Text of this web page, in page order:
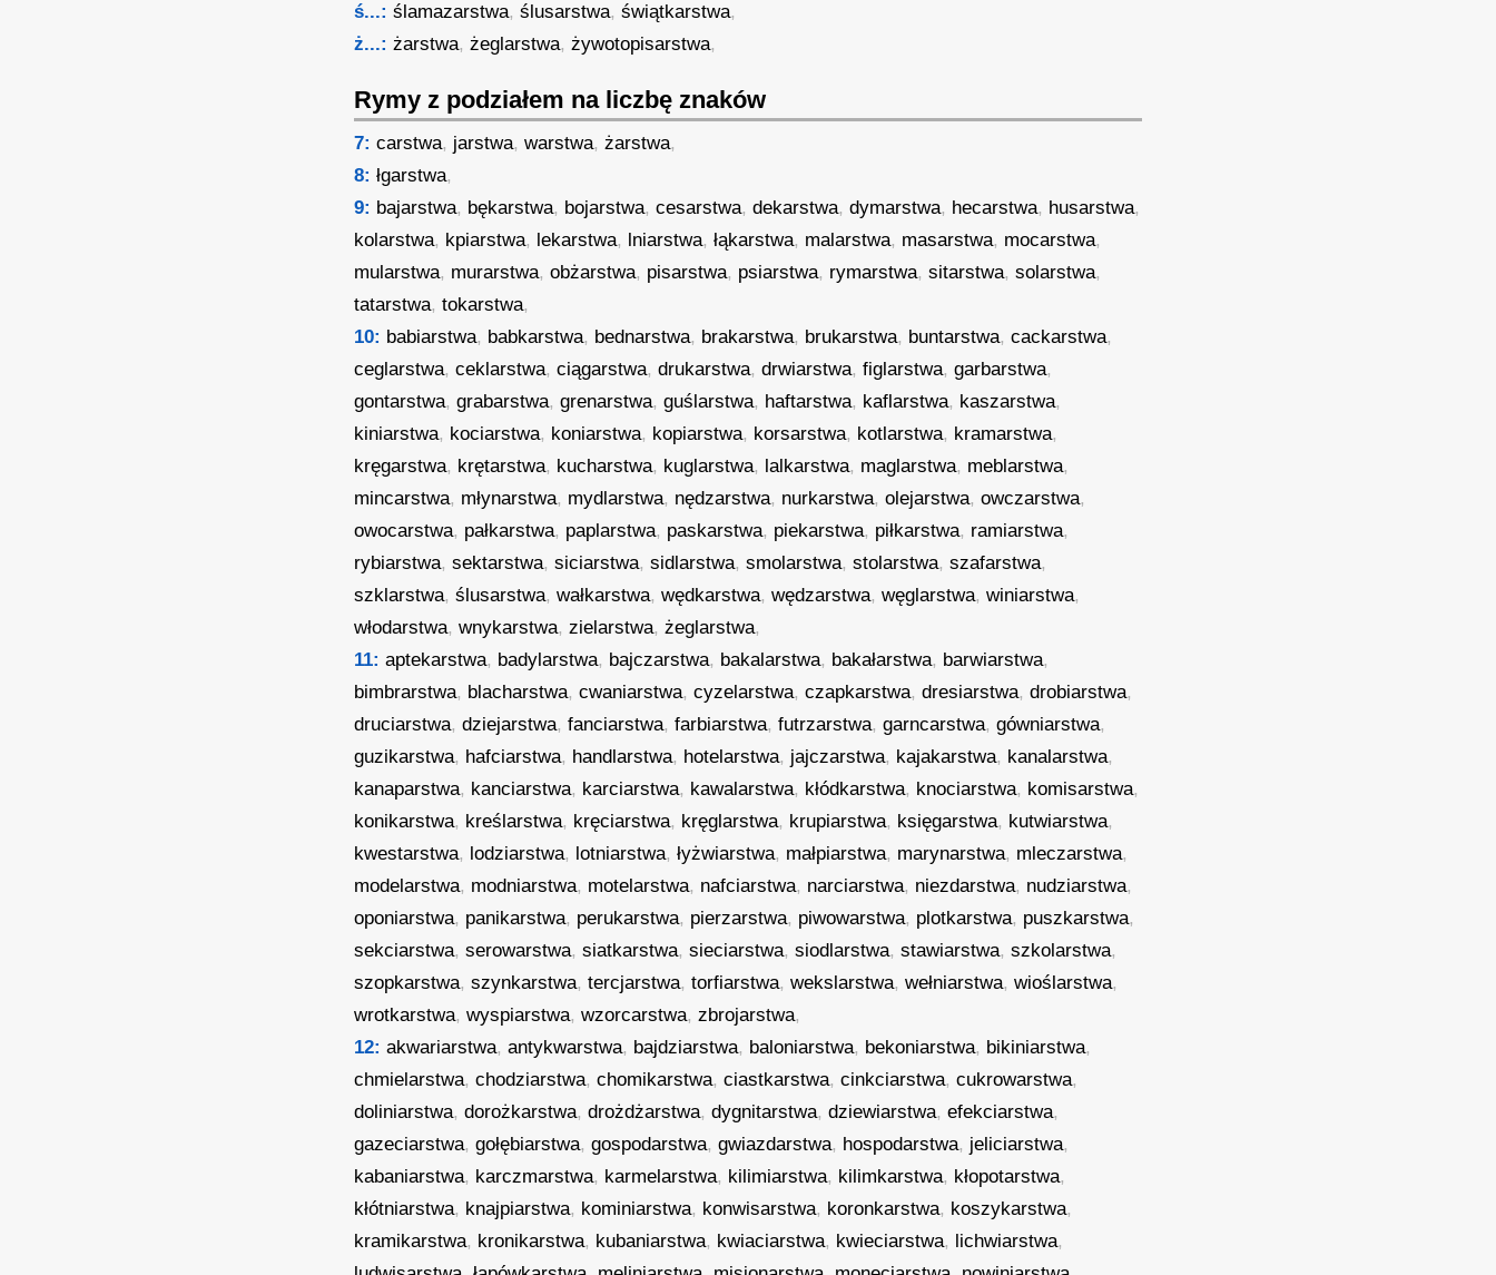
ś...: ślamazarstwa,ślusarstwa,świątkarstwa,
ż...: żarstwa,żeglarstwa,żywotopisarstwa,
Rymy z podziałem na liczbę znaków
7: carstwa, jarstwa,warstwa,żarstwa,
8: łgarstwa,
9: bajarstwa, bękarstwa, bojarstwa,cesarstwa,dekarstwa,dymarstwa, hecarstwa, husarstwa,
kolarstwa, kpiarstwa, lekarstwa, lniarstwa,łąkarstwa, malarstwa, masarstwa, mocarstwa,
mularstwa, murarstwa,obżarstwa, pisarstwa, psiarstwa, rymarstwa,sitarstwa,solarstwa,
tatarstwa,tokarstwa,
10: babiarstwa, babkarstwa, bednarstwa, brakarstwa, brukarstwa, buntarstwa,cackarstwa,
ceglarstwa,ceklarstwa,ciągarstwa,drukarstwa,drwiarstwa,figlarstwa,garbarstwa,
gontarstwa,grabarstwa,grenarstwa,guślarstwa, haftarstwa, kaflarstwa, kaszarstwa,
kiniarstwa, kociarstwa, koniarstwa, kopiarstwa, korsarstwa, kotlarstwa, kramarstwa,
kręgarstwa, krętarstwa, kucharstwa, kuglarstwa, lalkarstwa, maglarstwa, meblarstwa,
mincarstwa, młynarstwa, mydlarstwa, nędzarstwa, nurkarstwa,olejarstwa,owczarstwa,
owocarstwa, pałkarstwa, paplarstwa, paskarstwa, piekarstwa, piłkarstwa, ramiarstwa,
rybiarstwa,sektarstwa,siciarstwa,sidlarstwa,smolarstwa,stolarstwa,szafarstwa,
szklarstwa,ślusarstwa,wałkarstwa,wędkarstwa,wędzarstwa,węglarstwa,winiarstwa,
włodarstwa,wnykarstwa,zielarstwa,żeglarstwa,
11: aptekarstwa, badylarstwa, bajczarstwa, bakalarstwa, bakałarstwa, barwiarstwa,
bimbrarstwa, blacharstwa,cwaniarstwa,cyzelarstwa,czapkarstwa,dresiarstwa,drobiarstwa,
druciarstwa,dziejarstwa,fanciarstwa,farbiarstwa,futrzarstwa,garncarstwa,gówniarstwa,
guzikarstwa, hafciarstwa, handlarstwa, hotelarstwa, jajczarstwa, kajakarstwa, kanalarstwa,
kanaparstwa, kanciarstwa, karciarstwa, kawalarstwa, kłódkarstwa, knociarstwa, komisarstwa,
konikarstwa, kreślarstwa, kręciarstwa, kręglarstwa, krupiarstwa, księgarstwa, kutwiarstwa,
kwestarstwa, lodziarstwa, lotniarstwa,łyżwiarstwa, małpiarstwa, marynarstwa, mleczarstwa,
modelarstwa, modniarstwa, motelarstwa, nafciarstwa, narciarstwa, niezdarstwa, nudziarstwa,
oponiarstwa, panikarstwa, perukarstwa, pierzarstwa, piwowarstwa, plotkarstwa, puszkarstwa,
sekciarstwa,serowarstwa,siatkarstwa,sieciarstwa,siodlarstwa,stawiarstwa,szkolarstwa,
szopkarstwa,szynkarstwa,tercjarstwa,torfiarstwa,wekslarstwa,wełniarstwa,wioślarstwa,
wrotkarstwa,wyspiarstwa,wzorcarstwa,zbrojarstwa,
12: akwariarstwa,antykwarstwa, bajdziarstwa, baloniarstwa, bekoniarstwa, bikiniarstwa,
chmielarstwa,chodziarstwa,chomikarstwa,ciastkarstwa,cinkciarstwa,cukrowarstwa,
doliniarstwa,dorożkarstwa,drożdżarstwa,dygnitarstwa,dziewiarstwa,efekciarstwa,
gazeciarstwa,gołębiarstwa,gospodarstwa,gwiazdarstwa, hospodarstwa, jeliciarstwa,
kabaniarstwa, karczmarstwa, karmelarstwa, kilimiarstwa, kilimkarstwa, kłopotarstwa,
kłótniarstwa, knajpiarstwa, kominiarstwa, konwisarstwa, koronkarstwa, koszykarstwa,
kramikarstwa, kronikarstwa, kubaniarstwa, kwiaciarstwa, kwieciarstwa, lichwiarstwa,